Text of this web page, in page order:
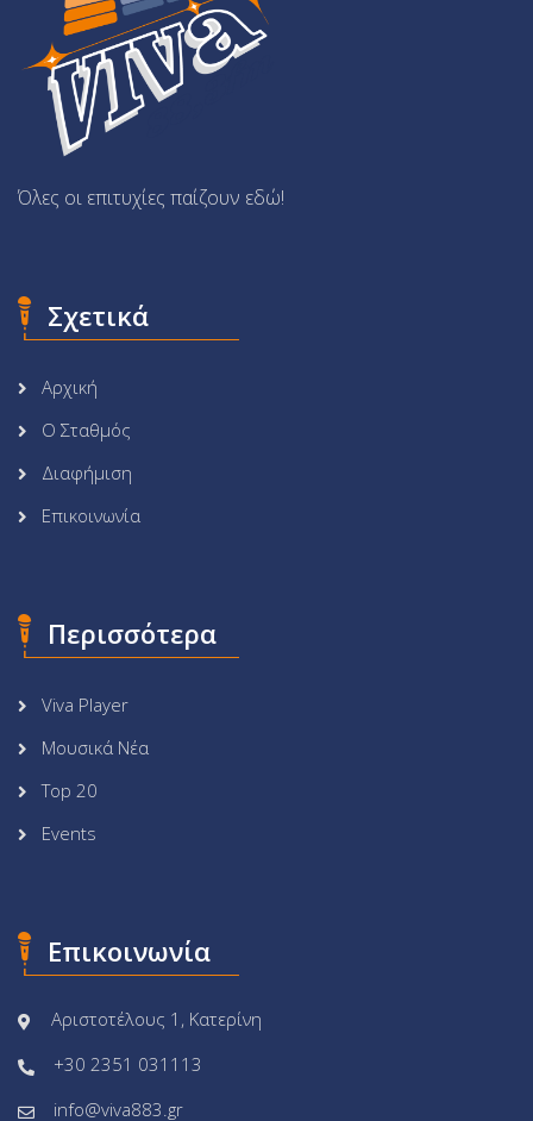
Όλες οι επιτυχίες παίζουν εδώ!
Σχετικά
Αρχική
Ο Σταθμός
Διαφήμιση
Επικοινωνία
Περισσότερα
Viva Player
Μουσικά Νέα
Top 20
Events
Επικοινωνία
Αριστοτέλους 1, Κατερίνη
+30 2351 031113
info@viva883.gr